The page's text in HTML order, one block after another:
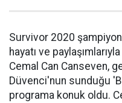
Survivor 2020
hayatı ve
Cemal Can Canseven,
Düvenci'nun sunduğu
programa konuk oldu.